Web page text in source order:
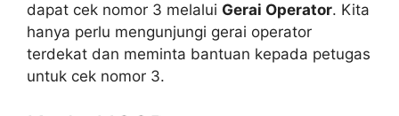
dapat cek nomor 3 melalui Gerai Operator. Kita
hanya perlu mengunjungi gerai operator
terdekat dan meminta bantuan kepada petugas
untuk cek nomor 3.